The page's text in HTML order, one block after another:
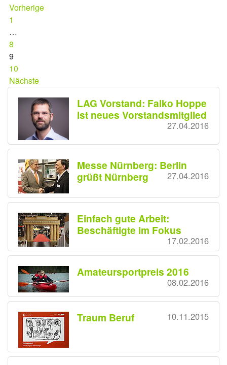
Vorherige
1
…
8
9
10
Nächste
LAG Vorstand: Falko Hoppe
ist neues Vorstandsmitglied
27.04.2016
Messe Nürnberg: Berlin
grüßt Nürnberg
27.04.2016
Einfach gute Arbeit:
Beschäftigte im Fokus
17.02.2016
Amateursportpreis 2016
08.02.2016
Traum Beruf 10.11.2015